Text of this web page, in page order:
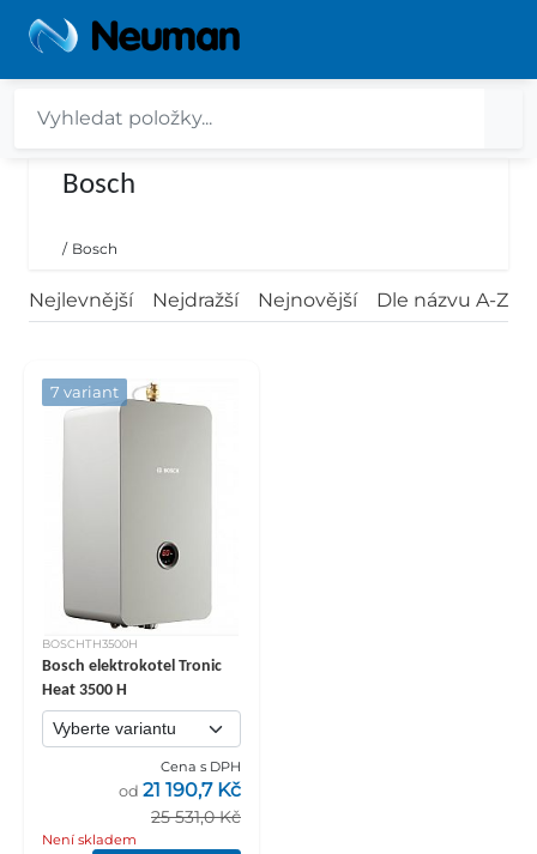
Bosch
/ Bosch
Nejlevnější Nejdražší Nejnovější Dle názvu A-Z
7 variant
BOSCHTH3500H
Bosch elektrokotel Tronic
Heat 3500 H
Cena s DPH
25 531,0 Kč
od 21 190,7 Kč
Není skladem